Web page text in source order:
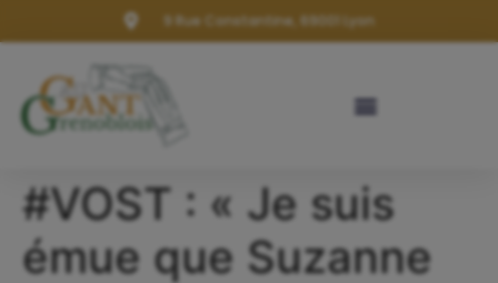
9 Rue Constantine, 69001 Lyon
#VOST : « Je suis
émue que Suzanne